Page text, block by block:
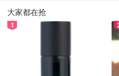
大家都在抢
1